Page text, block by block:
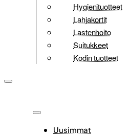
Hygienituotteet
Lahjakortit
Lastenhoito
Suitukkeet
Kodin tuotteet
Uusimmat